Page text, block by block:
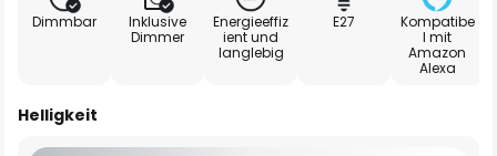
Dimmbar
Inklusive
Dimmer
Energieeffiz
ient und
langlebig
E27
Kompatibe
l mit
Amazon
Alexa
Helligkeit